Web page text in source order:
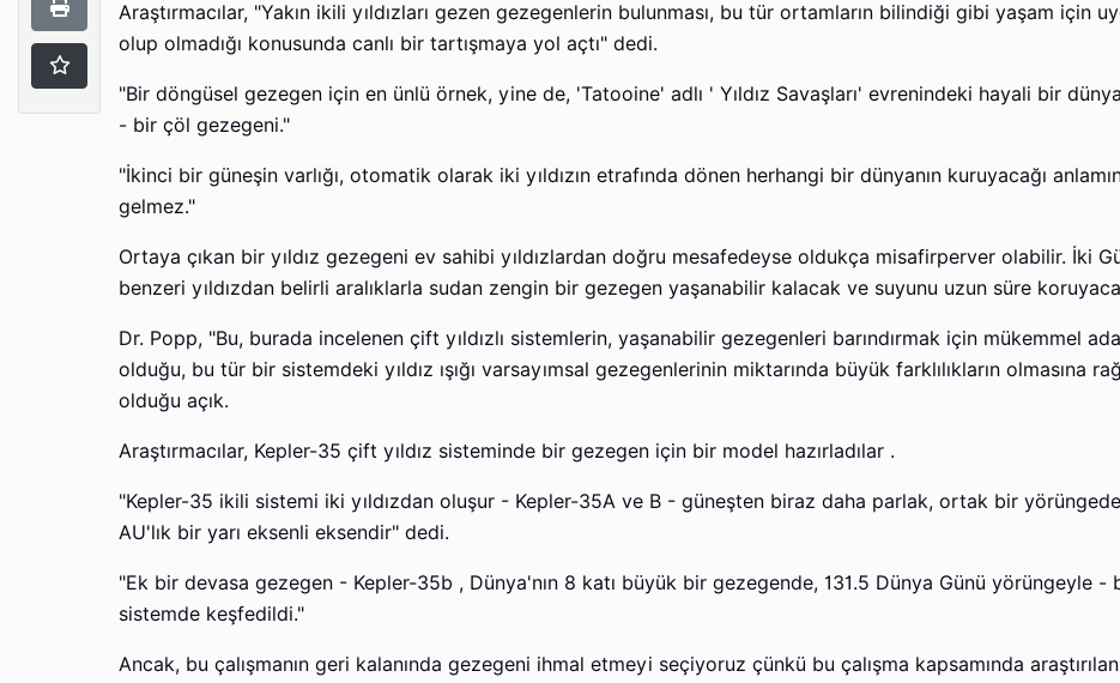
Araştırmacılar, "Yakın ikili yıldızları gezen gezegenlerin bulunması, bu tür ortamların bilindiği gibi yaşam için
olup olmadığı konusunda canlı bir tartışmaya yol açtı" dedi.
"Bir döngüsel gezegen için en ünlü örnek, yine de, 'Tatooine' adlı ' Yıldız Savaşları' evrenindeki hayali bir
- bir çöl gezegeni."
"İkinci bir güneşin varlığı, otomatik olarak iki yıldızın etrafında dönen herhangi bir dünyanın kuruyacağı
gelmez."
Ortaya çıkan bir yıldız gezegeni ev sahibi yıldızlardan doğru mesafedeyse oldukça misafirperver olabilir. İki
benzeri yıldızdan belirli aralıklarla sudan zengin bir gezegen yaşanabilir kalacak ve suyunu uzun süre
Dr. Popp, "Bu, burada incelenen çift yıldızlı sistemlerin, yaşanabilir gezegenleri barındırmak için mükemmel
olduğu, bu tür bir sistemdeki yıldız ışığı varsayımsal gezegenlerinin miktarında büyük farklılıkların olmasına
olduğu açık.
Araştırmacılar, Kepler-35 çift yıldız sisteminde bir gezegen için bir model hazırladılar .
"Kepler-35 ikili sistemi iki yıldızdan oluşur - Kepler-35A ve B - güneşten biraz daha parlak, ortak bir
AU'lık bir yarı eksenli eksendir" dedi.
"Ek bir devasa gezegen - Kepler-35b , Dünya'nın 8 katı büyük bir gezegende, 131.5 Dünya Günü yörüngeyle -
sistemde keşfedildi."
Ancak, bu çalışmanın geri kalanında gezegeni ihmal etmeyi seçiyoruz çünkü bu çalışma kapsamında